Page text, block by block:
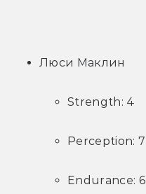
Люси Маклин
Strength: 4
Perception: 7
Endurance: 6